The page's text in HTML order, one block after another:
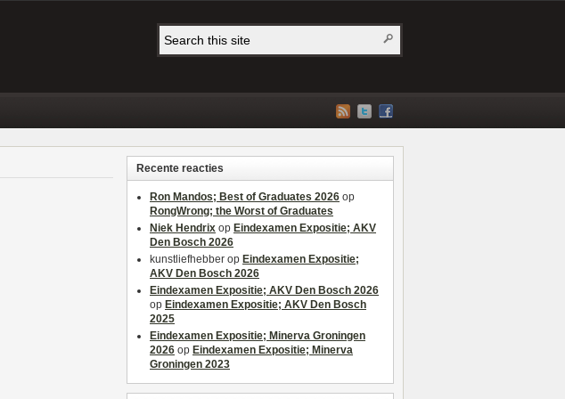
Recente reacties
Ron Mandos; Best of Graduates 2026 op
RongWrong; the Worst of Graduates
Niek Hendrix op Eindexamen Expositie; AKV
Den Bosch 2026
kunstliefhebber op Eindexamen Expositie;
AKV Den Bosch 2026
Eindexamen Expositie; AKV Den Bosch 2026
op Eindexamen Expositie; AKV Den Bosch
2025
Eindexamen Expositie; Minerva Groningen
2026 op Eindexamen Expositie; Minerva
Groningen 2023